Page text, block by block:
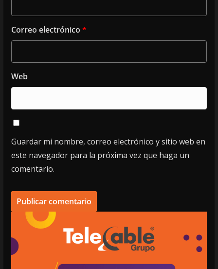
Correo electrónico *
Web
Guardar mi nombre, correo electrónico y sitio web en
este navegador para la próxima vez que haga un
comentario.